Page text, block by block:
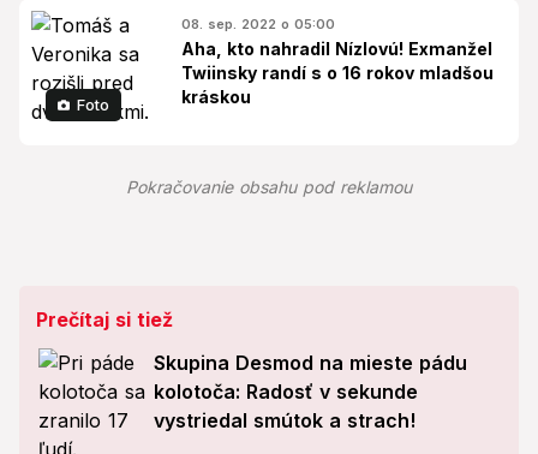
Foto
08. sep. 2022 o 05:00
Aha, kto nahradil Nízlovú! Exmanžel
Twiinsky randí s o 16 rokov mladšou
kráskou
Pokračovanie obsahu pod reklamou
Prečítaj si tiež
Skupina Desmod na mieste pádu
kolotoča: Radosť v sekunde
vystriedal smútok a strach!